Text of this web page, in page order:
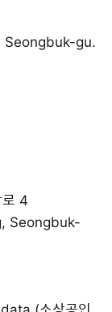
Seongbuk-gu.
4
Seongbuk-